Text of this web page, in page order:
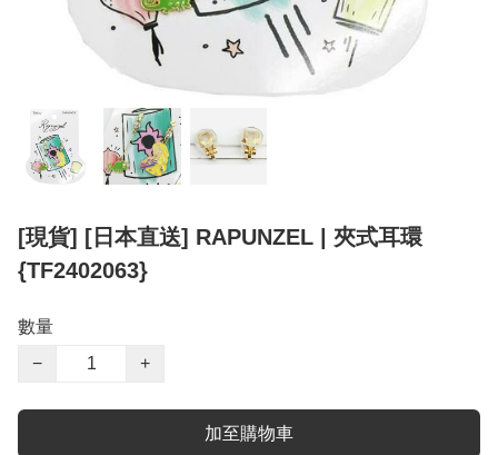
[現貨] [日本直送] RAPUNZEL | 夾式耳環
{TF2402063}
數量
−
+
加至購物車